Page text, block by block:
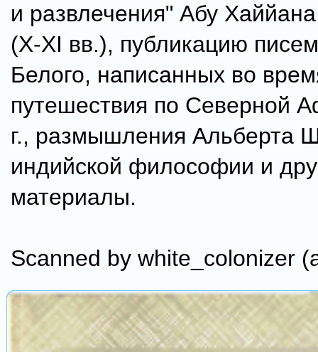
и развлечения" Абу
(X-XI вв.), публикацию
Белого, написанных во
путешествия по Северной
г., размышления Альберта
индийской философии и
материалы.
Scanned by white_colonizer